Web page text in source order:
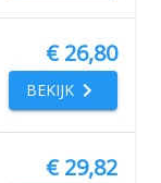
€ 26,80
BEKIJK
€ 29,82